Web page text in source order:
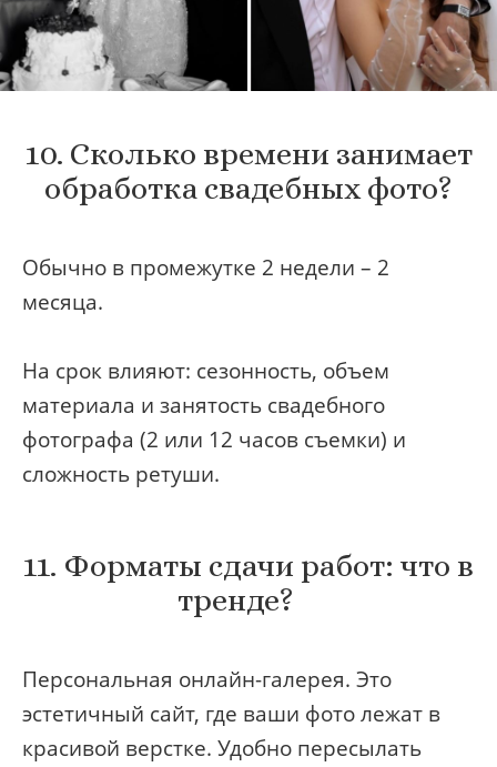
10. Сколько времени занимает
обработка свадебных фото?
Обычно в промежутке 2 недели – 2
месяца.
На срок влияют: сезонность, объем
материала и занятость свадебного
фотографа (2 или 12 часов съемки) и
сложность ретуши.
11. Форматы сдачи работ: что в
тренде?
Персональная онлайн-галерея. Это
эстетичный сайт, где ваши фото лежат в
красивой верстке. Удобно пересылать